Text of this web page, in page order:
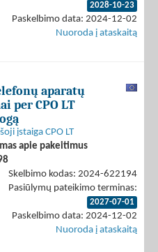
2028-10-23
Paskelbimo data: 2024-12-02
Nuoroda į ataskaitą
aparatų
per CPO LT
įstaiga CPO LT
apie pakeitimus
Skelbimo kodas: 2024-622194
Pasiūlymų pateikimo terminas:
2027-07-01
Paskelbimo data: 2024-12-02
Nuoroda į ataskaitą